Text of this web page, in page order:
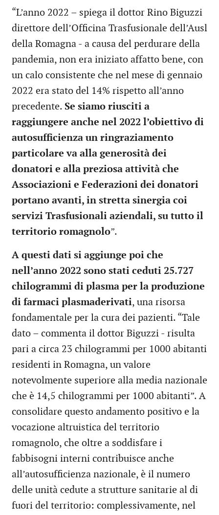
“L’anno 2022 – spiega il dottor Rino Biguzzi
direttore dell’Officina Trasfusionale dell’Ausl
della Romagna - a causa del perdurare della
pandemia, non era iniziato affatto bene, con
un calo consistente che nel mese di gennaio
2022 era stato del 14% rispetto all’anno
precedente. Se siamo riusciti a
raggiungere anche nel 2022 l’obiettivo di
autosufficienza un ringraziamento
particolare va alla generosità dei
donatori e alla preziosa attività che
Associazioni e Federazioni dei donatori
portano avanti, in stretta sinergia coi
servizi Trasfusionali aziendali, su tutto il
territorio romagnolo”.
A questi dati si aggiunge poi che
nell’anno 2022 sono stati ceduti 25.727
chilogrammi di plasma per la produzione
di farmaci plasmaderivati, una risorsa
fondamentale per la cura dei pazienti. “Tale
dato – commenta il dottor Biguzzi - risulta
pari a circa 23 chilogrammi per 1000 abitanti
residenti in Romagna, un valore
notevolmente superiore alla media nazionale
che è 14,5 chilogrammi per 1000 abitanti”. A
consolidare questo andamento positivo e la
vocazione altruistica del territorio
romagnolo, che oltre a soddisfare i
fabbisogni interni contribuisce anche
all’autosufficienza nazionale, è il numero
delle unità cedute a strutture sanitarie al di
fuori del territorio: complessivamente, nel